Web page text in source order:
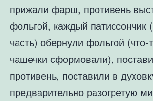
прижали фарш, противень
фольгой, каждый
часть) обернули фольгой (что-
чашечки сформовали),
противень, поставили в
предварительно разогретую